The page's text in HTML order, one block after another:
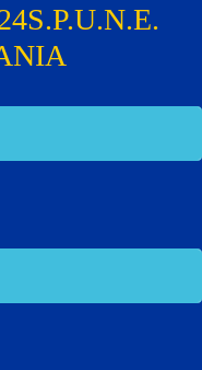
S.P.U.N.E.